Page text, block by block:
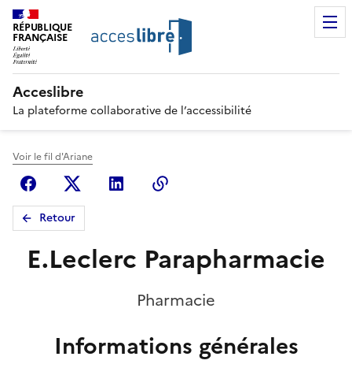
RÉPUBLIQUE
FRANÇAISE
Acceslibre
La plateforme collaborative de l’accessibilité
Voir le fil d'Ariane
FacebookX (anciennement Twitter)
Linkedin
Retour
E.Leclerc Parapharmacie
Pharmacie
Informations générales